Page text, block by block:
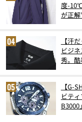
度-
が正
【汗
ビジ
秀。
【G-
ビテ
B3000